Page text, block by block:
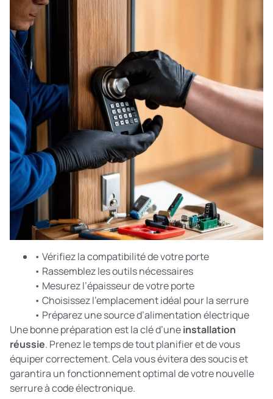
• Vérifiez la compatibilité de votre porte
• Rassemblez les outils nécessaires
• Mesurez l’épaisseur de votre porte
• Choisissez l’emplacement idéal pour la serrure
• Préparez une source d’alimentation électrique
Une bonne préparation est la clé d’uneinstallation
réussie. Prenez le temps de tout planifier et de vous
équiper correctement. Cela vous évitera des soucis et
garantira un fonctionnement optimal de votre nouvelle
serrure à code électronique.